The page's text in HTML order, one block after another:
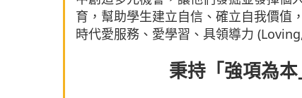
育，幫助學生建立自信、確立自我價值
時代愛服務、愛學習、具領導力
秉持「強項為